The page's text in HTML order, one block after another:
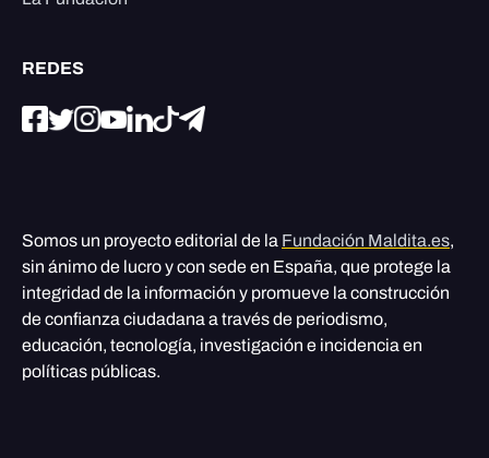
REDES
Somos un proyecto editorial de la Fundación Maldita.es,
sin ánimo de lucro y con sede en España, que protege la
integridad de la información y promueve la construcción
de confianza ciudadana a través de periodismo,
educación, tecnología, investigación e incidencia en
políticas públicas.